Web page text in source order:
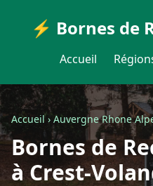
⚡ Bornes de
Accueil
Accueil›Auvergne Rhone
Bornes de
à Crest-